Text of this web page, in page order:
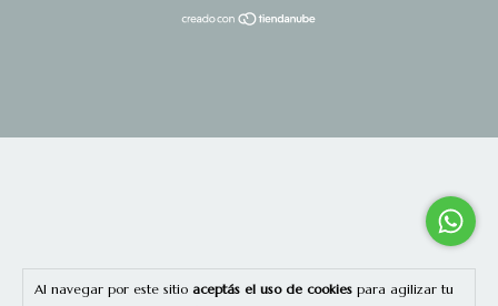
Al navegar por este sitio aceptás el uso de cookies para agilizar tu